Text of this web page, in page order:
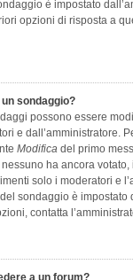
è impostato
opzioni di risposta a
sondaggio?
possono essere
e dall’amministratore.
Modifica del primo
ha ancora
solo i moderatori e
sondaggio è impostato
contatta
a un forum?